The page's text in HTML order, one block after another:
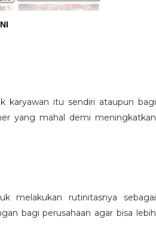
karyawan itu sendiri ataupun bagi
yang mahal demi meningkatkan
melakukan rutinitasnya sebagai
bagi perusahaan agar bisa lebih